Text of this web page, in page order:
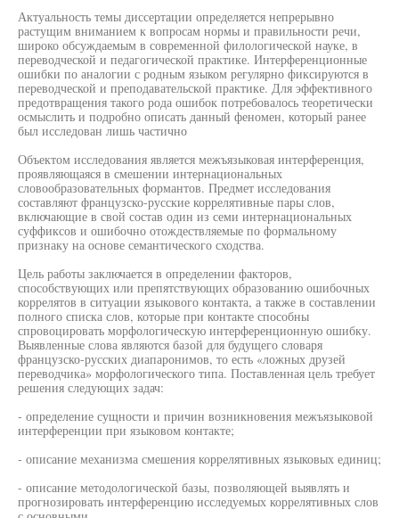
Актуальность темы диссертации определяется непрерывно
растущим вниманием к вопросам нормы и правильности речи,
широко обсуждаемым в современной филологической науке, в
переводческой и педагогической практике. Интерференционные
ошибки по аналогии с родным языком регулярно фиксируются в
переводческой и преподавательской практике. Для эффективного
предотвращения такого рода ошибок потребовалось теоретически
осмыслить и подробно описать данный феномен, который ранее
был исследован лишь частично
Объектом исследования является межъязыковая интерференция,
проявляющаяся в смешении интернациональных
словообразовательных формантов. Предмет исследования
составляют французско-русские коррелятивные пары слов,
включающие в свой состав один из семи интернациональных
суффиксов и ошибочно отождествляемые по формальному
признаку на основе семантического сходства.
Цель работы заключается в определении факторов,
способствующих или препятствующих образованию ошибочных
коррелятов в ситуации языкового контакта, а также в составлении
полного списка слов, которые при контакте способны
спровоцировать морфологическую интерференционную ошибку.
Выявленные слова являются базой для будущего словаря
французско-русских диапаронимов, то есть «ложных друзей
переводчика» морфологического типа. Поставленная цель требует
решения следующих задач:
- определение сущности и причин возникновения межъязыковой
интерференции при языковом контакте;
- описание механизма смешения коррелятивных языковых единиц;
- описание методологической базы, позволяющей выявлять и
прогнозировать интерференцию исследуемых коррелятивных слов